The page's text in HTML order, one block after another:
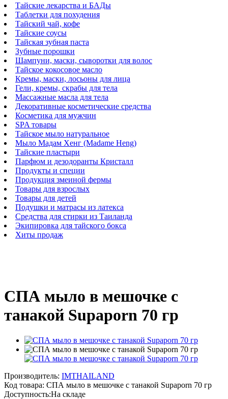
Тайские лекарства и БАДы
Таблетки для похудения
Тайский чай, кофе
Тайские соусы
Тайская зубная паста
Зубные порошки
Шампуни, маски, сыворотки для волос
Тайское кокосовое масло
Кремы, маски, лосьоны для лица
Гели, кремы, скрабы для тела
Массажные масла для тела
Декоративные косметические средства
Косметика для мужчин
SPA товары
Тайское мыло натуральное
Мыло Мадам Хенг (Madame Heng)
Тайские пластыри
Парфюм и дезодоранты Кристалл
Продукты и специи
Продукция змеиной фермы
Товары для взрослых
Товары для детей
Подушки и матрасы из латекса
Средства для стирки из Таиланда
Экипировка для тайского бокса
Хиты продаж
СПА мыло в мешочке с
танакой Supaporn 70 гр
Производитель: IMTHAILAND
Код товара: СПА мыло в мешочке с танакой Supaporn 70 гр
Доступность:На складе